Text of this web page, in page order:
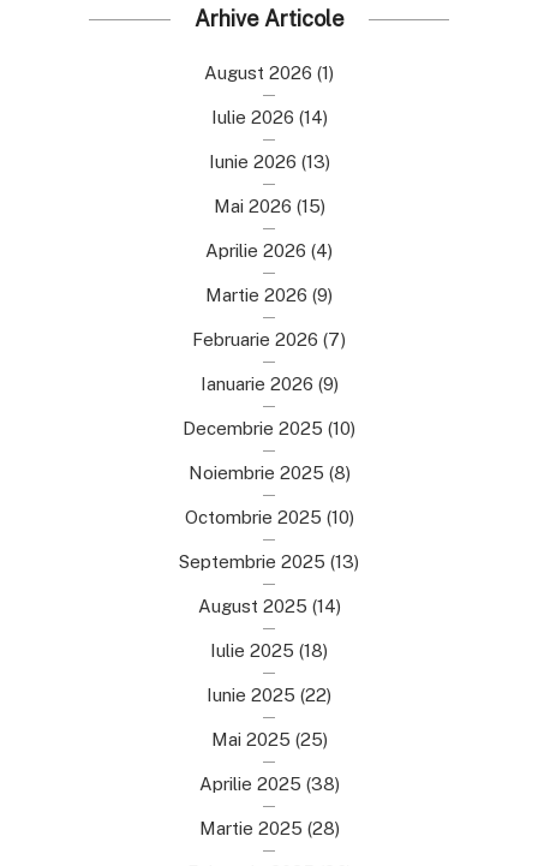
Arhive Articole
August 2026 (1)
Iulie 2026 (14)
Iunie 2026 (13)
Mai 2026 (15)
Aprilie 2026 (4)
Martie 2026 (9)
Februarie 2026 (7)
Ianuarie 2026 (9)
Decembrie 2025 (10)
Noiembrie 2025 (8)
Octombrie 2025 (10)
Septembrie 2025 (13)
August 2025 (14)
Iulie 2025 (18)
Iunie 2025 (22)
Mai 2025 (25)
Aprilie 2025 (38)
Martie 2025 (28)